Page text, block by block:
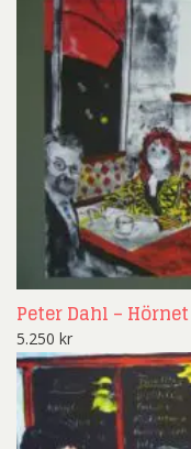
Peter Dahl –
5.250 kr